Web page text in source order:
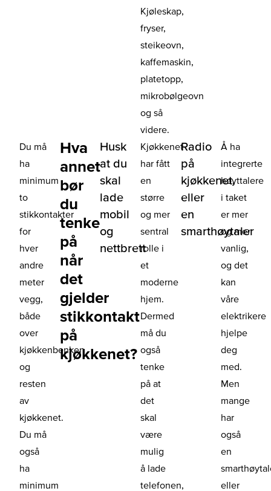
Kjøleskap,
fryser,
steikeovn,
kaffemaskin,
platetopp,
mikrobølgeovn
og så
videre.
Du må
ha
minimum
to
stikkontakter
for
hver
andre
meter
vegg,
både
over
kjøkkenbenken
og
resten
av
kjøkkenet.
Du må
også
ha
minimum
Hva
annet
bør
du
tenke
på
når
det
gjelder
stikkontakt
på
kjøkkenet?
Husk
at du
skal
lade
mobil
og
nettbrett
Kjøkkenet
har fått
en
større
og mer
sentral
rolle i
et
moderne
hjem.
Dermed
må du
også
tenke
på at
det
skal
være
mulig
å lade
telefonen,
Radio
på
kjøkkenet,
eller
en
smarthøytaler
Å ha
integrerte
høyttalere
i taket
er mer
og mer
vanlig,
og det
kan
våre
elektrikere
hjelpe
deg
med.
Men
mange
har
også
en
eller